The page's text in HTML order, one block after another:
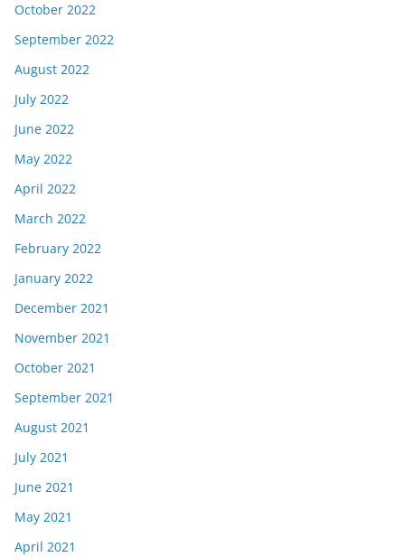
October 2022
September 2022
August 2022
July 2022
June 2022
May 2022
April 2022
March 2022
February 2022
January 2022
December 2021
November 2021
October 2021
September 2021
August 2021
July 2021
June 2021
May 2021
April 2021